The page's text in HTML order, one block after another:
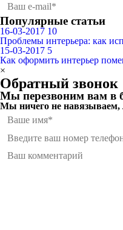
Популярные статьи
16-03-2017 10
Проблемы интерьера: как
15-03-2017 5
Как оформить интерьер
×
Обратный звонок
Мы перезвоним вам в
Мы ничего не